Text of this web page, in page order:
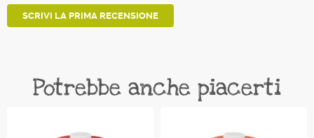
SCRIVI LA PRIMA RECENSIONE
Potrebbe anche piacerti